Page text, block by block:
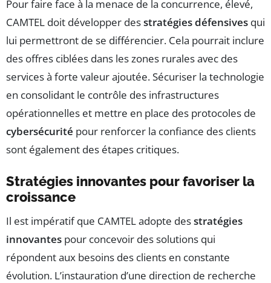
Pour faire face à la menace de la concurrence, élevé,
CAMTEL doit développer desstratégies défensives qui
lui permettront de se différencier. Cela pourrait inclure
des offres ciblées dans les zones rurales avec des
services à forte valeur ajoutée. Sécuriser la technologie
en consolidant le contrôle des infrastructures
opérationnelles et mettre en place des protocoles de
cybersécurité pour renforcer la confiance des clients
sont également des étapes critiques.
Stratégies innovantes pour favoriser la
croissance
Il est impératif que CAMTEL adopte desstratégies
innovantes pour concevoir des solutions qui
répondent aux besoins des clients en constante
évolution. L’instauration d’une direction de recherche